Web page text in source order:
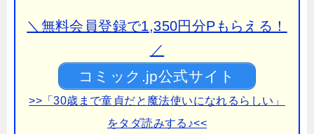
＼無料会員登録で1,350円分Pもらえる！
／
コミック.jp公式サイト
>>「30歳まで童貞だと魔法使いになれるらしい」
をタダ読みする♪<<